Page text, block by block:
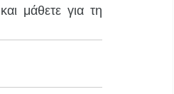
και μάθετε για τη